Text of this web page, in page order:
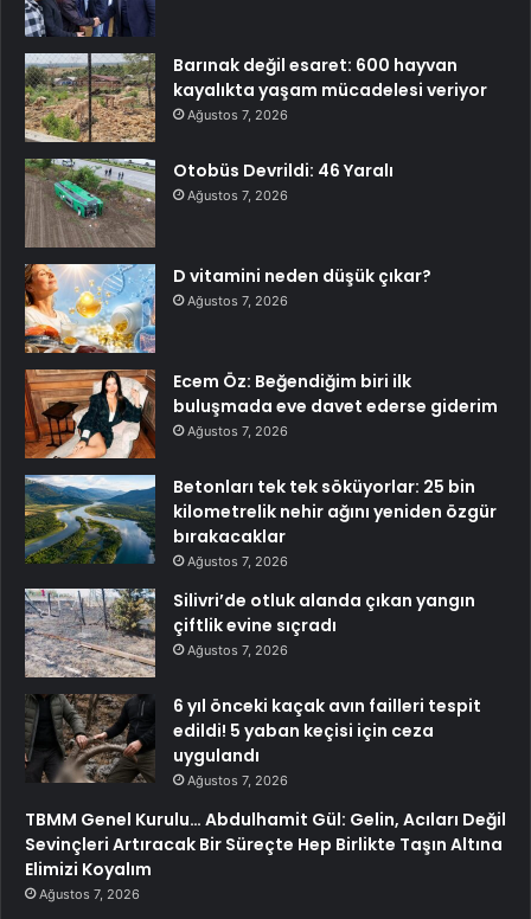
Barınak değil esaret: 600 hayvan
kayalıkta yaşam mücadelesi veriyor
Ağustos 7, 2026
Otobüs Devrildi: 46 Yaralı
Ağustos 7, 2026
D vitamini neden düşük çıkar?
Ağustos 7, 2026
Ecem Öz: Beğendiğim biri ilk
buluşmada eve davet ederse giderim
Ağustos 7, 2026
Betonları tek tek söküyorlar: 25 bin
kilometrelik nehir ağını yeniden özgür
bırakacaklar
Ağustos 7, 2026
Silivri’de otluk alanda çıkan yangın
çiftlik evine sıçradı
Ağustos 7, 2026
6 yıl önceki kaçak avın failleri tespit
edildi! 5 yaban keçisi için ceza
uygulandı
Ağustos 7, 2026
TBMM Genel Kurulu… Abdulhamit Gül: Gelin, Acıları Değil
Sevinçleri Artıracak Bir Süreçte Hep Birlikte Taşın Altına
Elimizi Koyalım
Ağustos 7, 2026